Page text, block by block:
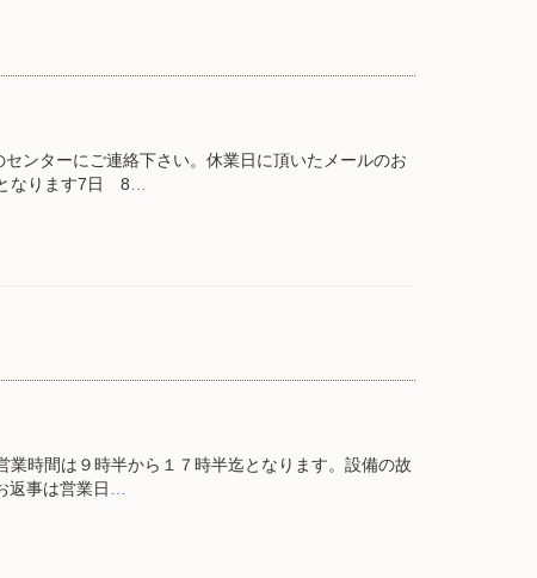
ンターにご連絡下さい。休業日に頂いたメールのお
なります7日 8
時間は９時半から１７時半迄となります。設備の故
返事は営業日 …